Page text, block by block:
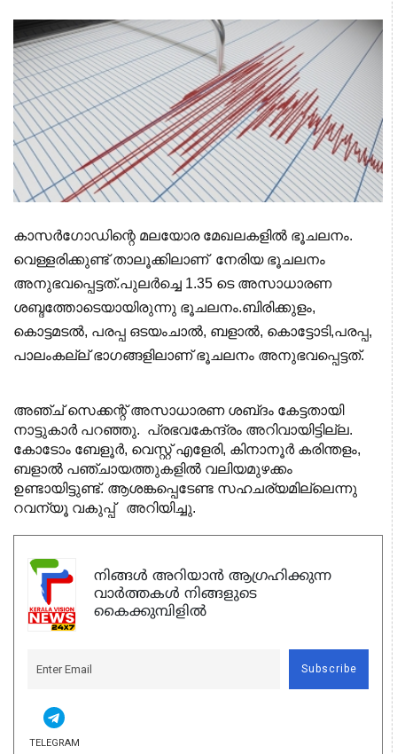
കാസർഗോഡിന്റെ മലയോര മേഖലകളിൽ ഭൂചലനം.
വെള്ളരിക്കുണ്ട് താലൂക്കിലാണ് നേരിയ ഭൂചലനം
അനുഭവപ്പെട്ടത്.പുലർച്ചെ 1.35 ടെ അസാധാരണ
ശബ്ദത്തോടെയായിരുന്നു ഭൂചലനം.ബിരിക്കുളം,
കൊട്ടമടൽ, പരപ്പ ഒടയംചാൽ, ബളാൽ, കൊട്ടോടി,പരപ്പ,
പാലംകല്ല് ഭാഗങ്ങളിലാണ് ഭൂചലനം അനുഭവപ്പെട്ടത്.
അഞ്ച് സെക്കന്റ് അസാധാരണ ശബ്‌ദം കേട്ടതായി
നാട്ടുകാർ പറഞ്ഞു. പ്രഭവകേന്ദ്രം അറിവായിട്ടില്ല.
കോടോം ബേളൂർ, വെസ്റ്റ് എളേരി, കിനാനൂർ കരിന്തളം,
ബളാൽ പഞ്ചായത്തുകളിൽ വലിയമുഴക്കം
ഉണ്ടായിട്ടുണ്ട്. ആശങ്കപ്പെടേണ്ട സഹചര്യമില്ലെന്നു
റവന്യൂ വകുപ്പ് അറിയിച്ചു.
നിങ്ങൾ അറിയാൻ ആഗ്രഹിക്കുന്ന
വാർത്തകൾ നിങ്ങളുടെ
കൈക്കുമ്പിളിൽ
Subscribe
TELEGRAM